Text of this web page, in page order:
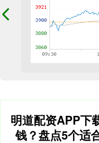
明道配资APP下
钱？盘点5个适